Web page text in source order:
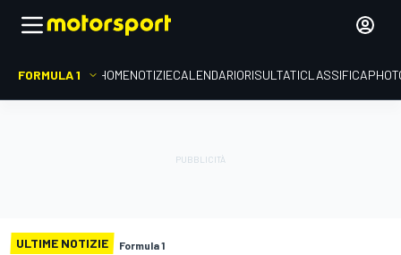
FORMULA 1 HOMENOTIZIECALENDARIORISULTATICLASSIFICA
ULTIME NOTIZIE Formula 1